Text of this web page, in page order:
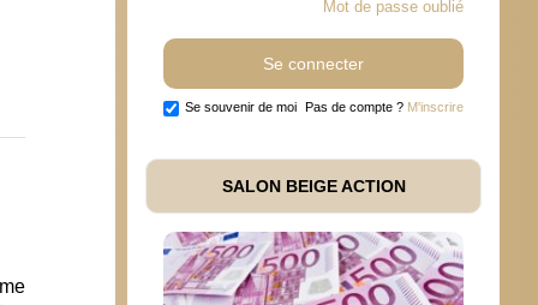
Mot de passe oublié
Se souvenir de moi Pas de compte ? M'inscrire
SALON BEIGE ACTION